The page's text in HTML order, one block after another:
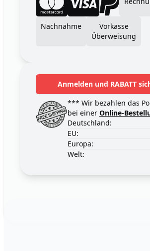
Nachnahme
Vorkasse
Überweisung
Anmelden und RABATT
*** Wir bezahlen das
bei einer Online-
Deutschland:
EU:
Europa:
Welt: